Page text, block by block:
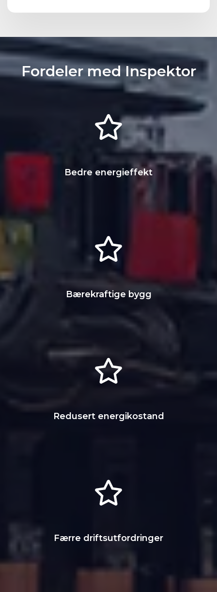
Fordeler med Inspektor
Bedre energi­effekt
Bære­kraftige bygg
Redusert energi­kostand
Færre drifts­utfordringer